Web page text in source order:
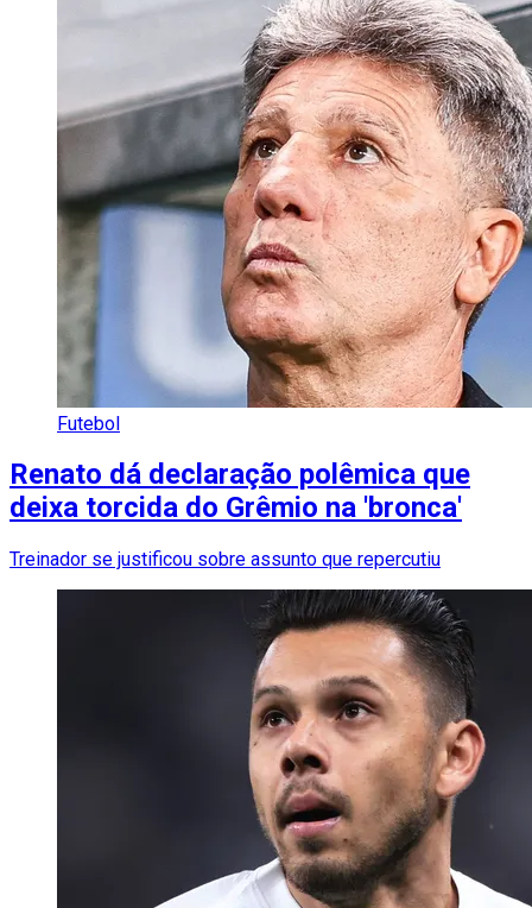
Futebol
Renato dá declaração polêmica que
deixa torcida do Grêmio na 'bronca'
Treinador se justificou sobre assunto que repercutiu